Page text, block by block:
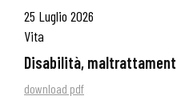
25 Luglio 2026
Vita
Disabilità,
download pdf